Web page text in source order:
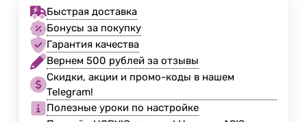
Быстрая доставка
Бонусы за покупку
Гарантия качества
Вернем 500 рублей за отзывы
Скидки, акции и промо-коды в нашем
Telegram!
Полезные уроки по настройке